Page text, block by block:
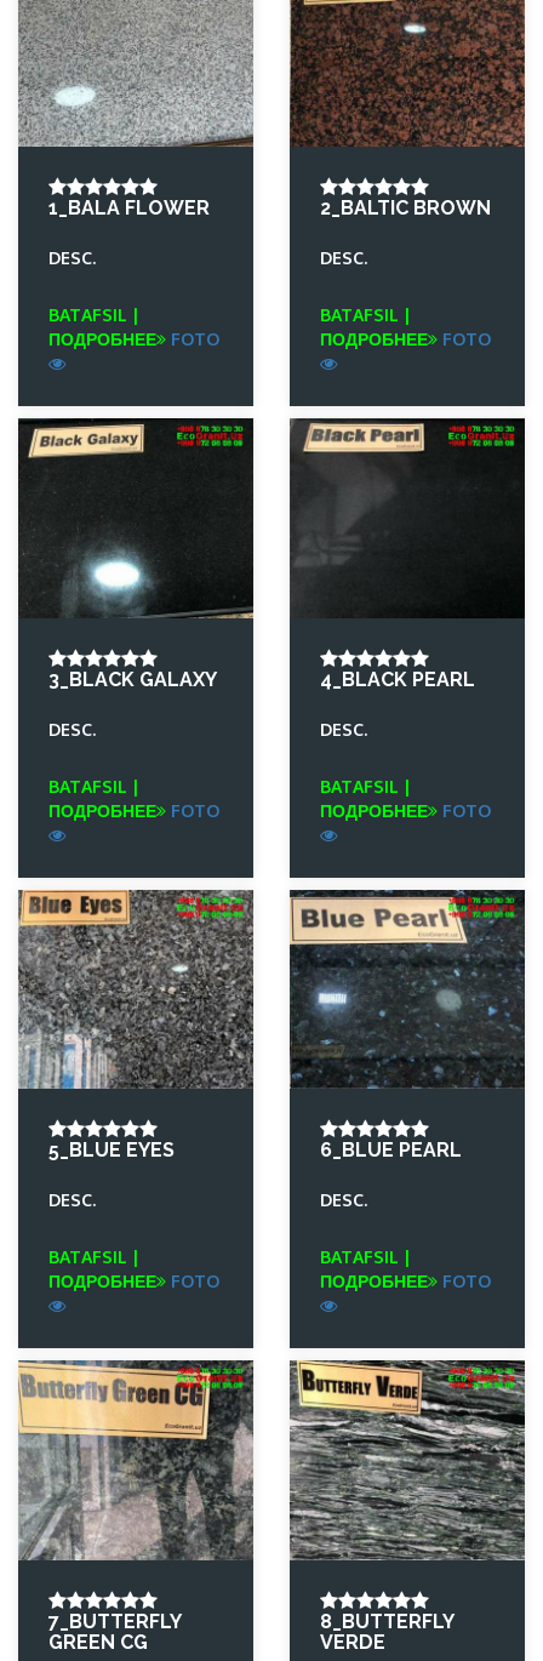
1_BALA FLOWER
DESC.
BATAFSIL |
ПОДРОБНЕЕ
FOTO
2_BALTIC BROWN
DESC.
BATAFSIL |
ПОДРОБНЕЕ
FOTO
3_BLACK GALAXY
DESC.
BATAFSIL |
ПОДРОБНЕЕ
FOTO
4_BLACK PEARL
DESC.
BATAFSIL |
ПОДРОБНЕЕ
FOTO
5_BLUE EYES
DESC.
BATAFSIL |
ПОДРОБНЕЕ
FOTO
6_BLUE PEARL
DESC.
BATAFSIL |
ПОДРОБНЕЕ
FOTO
7_BUTTERFLY
GREEN CG
8_BUTTERFLY
VERDE